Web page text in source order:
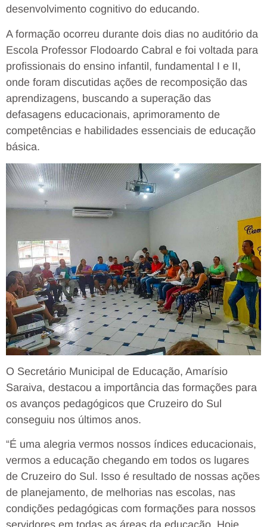
desenvolvimento cognitivo do educando.
A formação ocorreu durante dois dias no auditório da
Escola Professor Flodoardo Cabral e foi voltada para
profissionais do ensino infantil, fundamental I e II,
onde foram discutidas ações de recomposição das
aprendizagens, buscando a superação das
defasagens educacionais, aprimoramento de
competências e habilidades essenciais de educação
básica.
O Secretário Municipal de Educação, Amarísio
Saraiva, destacou a importância das formações para
os avanços pedagógicos que Cruzeiro do Sul
conseguiu nos últimos anos.
“É uma alegria vermos nossos índices educacionais,
vermos a educação chegando em todos os lugares
de Cruzeiro do Sul. Isso é resultado de nossas ações
de planejamento, de melhorias nas escolas, nas
condições pedagógicas com formações para nossos